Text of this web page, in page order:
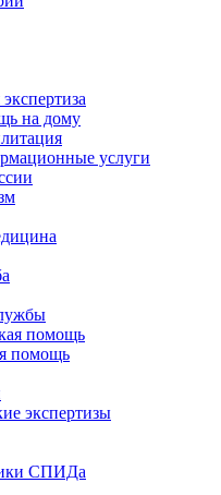
на дому
услуги
помощь
помощь
экспертизы
СПИДа